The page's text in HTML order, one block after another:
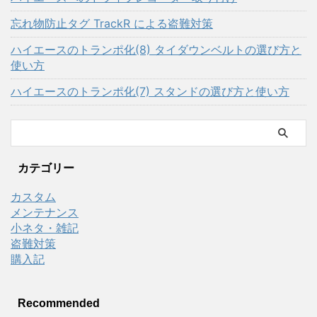
忘れ物防止タグ TrackR による盗難対策
ハイエースのトランポ化(8) タイダウンベルトの選び方と
使い方
ハイエースのトランポ化(7) スタンドの選び方と使い方
カテゴリー
カスタム
メンテナンス
小ネタ・雑記
盗難対策
購入記
Recommended